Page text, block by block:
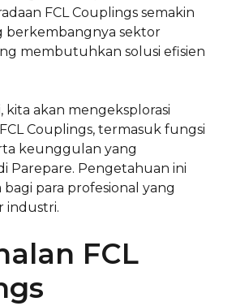
FCL Couplings semakin
berkembangnya sektor
membutuhkan solusi efisien
kita akan mengeksplorasi
Couplings, termasuk fungsi
keunggulan yang
Parepare. Pengetahuan ini
para profesional yang
industri.
FCL